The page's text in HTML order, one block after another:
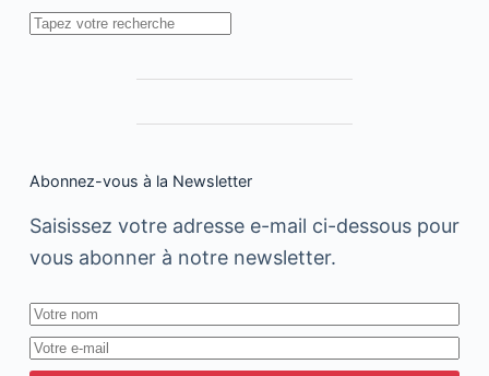
Rechercher
Abonnez-vous à la Newsletter
Saisissez votre adresse e-mail ci-dessous pour
vous abonner à notre newsletter.